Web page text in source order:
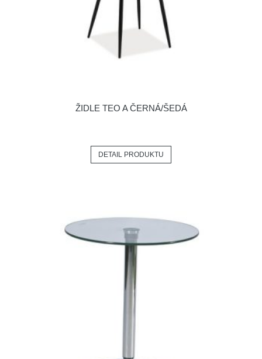
ŽIDLE TEO A ČERNÁ/ŠEDÁ
DETAIL PRODUKTU